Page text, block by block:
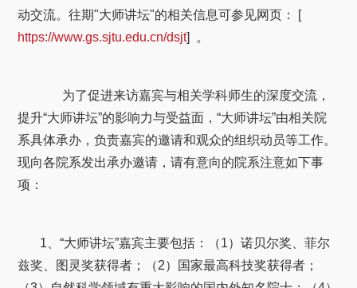
选择身份
下载中心 联系我们 EN
动交流。往期"大师讲坛"的相关信息可参见网页： [
https://www.gs.sjtu.edu.cn/dsjt] 。
为了促进来访嘉宾与相关学科师生的深度交流，
提升“大师讲坛”的影响力与受益面，“大师讲坛”由相关院
系具体承办，负责嘉宾的邀请和观众的组织动员等工作。
现向各院系发出承办邀请，请有意向的院系注意如下事
项：
1、“大师讲坛”嘉宾主要包括：（1）诺贝尔奖、菲尔
兹奖、图灵奖获得者；（2）国家最高科技奖获得者；